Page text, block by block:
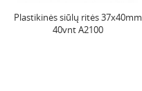
Plastikinės siūlų ritės 37x40mm
40vnt A2100